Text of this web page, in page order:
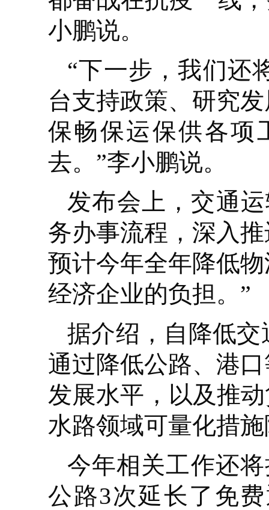
小鹏说。
“下一步，我们还
台支持政策、研究
保畅保运保供各项
去。”李小鹏说。
发布会上，交通
务办事流程，深入
预计今年全年降低
经济企业的负担。”
据介绍，自降低
通过降低公路、港
发展水平，以及推
水路领域可量化措
今年相关工作还
公路3次延长了免